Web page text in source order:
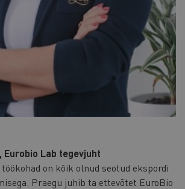
Eurobio Lab tegevjuht
töökohad on kõik olnud seotud ekspordi
Praegu juhib ta ettevõtet EuroBio